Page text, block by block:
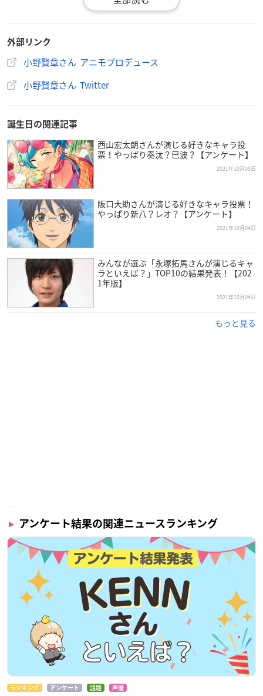
小野さんは福岡県出身で現在アニモプロデュースに所属してお
り、今年で32歳を迎えます。
特撮ドラマを見て「この世界に行きたい」と思ったことから、
4歳の頃に児童劇団に入団し子役デビュー。
」シリーズの吹き替えでは主人公のハ
外部リンク
小野賢章さん アニモプロデュース
小野賢章さん Twitter
誕生日の関連記事
西山宏太朗さんが演じる好きなキャラ投
票！やっぱり奏汰？巳波？【アンケート】
2021年10月05日
阪口大助さんが演じる好きなキャラ投票！
やっぱり新八？レオ？【アンケート】
2021年10月04日
みんなが選ぶ「永塚拓馬さんが演じるキャ
ラといえば？」TOP10の結果発表！【202
1年版】
2021年10月04日
もっと見る
アンケート結果の関連ニュースランキング
ランキング アンケート 話題 声優